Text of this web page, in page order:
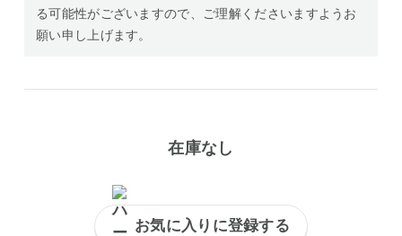
る可能性がございますので、ご理解くださいますようお
願い申し上げます。
在庫なし
お気に入りに登録する